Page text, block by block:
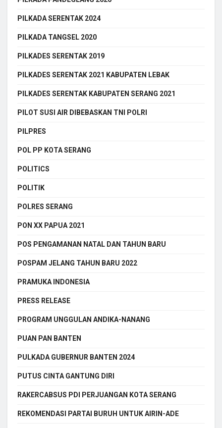
PILKADA SERENTAK 2024
PILKADA TANGSEL 2020
PILKADES SERENTAK 2019
PILKADES SERENTAK 2021 KABUPATEN LEBAK
PILKADES SERENTAK KABUPATEN SERANG 2021
PILOT SUSI AIR DIBEBASKAN TNI POLRI
PILPRES
POL PP KOTA SERANG
POLITICS
POLITIK
POLRES SERANG
PON XX PAPUA 2021
POS PENGAMANAN NATAL DAN TAHUN BARU
POSPAM JELANG TAHUN BARU 2022
PRAMUKA INDONESIA
PRESS RELEASE
PROGRAM UNGGULAN ANDIKA-NANANG
PUAN PAN BANTEN
PULKADA GUBERNUR BANTEN 2024
PUTUS CINTA GANTUNG DIRI
RAKERCABSUS PDI PERJUANGAN KOTA SERANG
REKOMENDASI PARTAI BURUH UNTUK AIRIN-ADE